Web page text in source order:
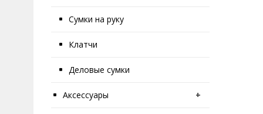
Сумки на руку
Клатчи
Деловые сумки
Аксессуары +